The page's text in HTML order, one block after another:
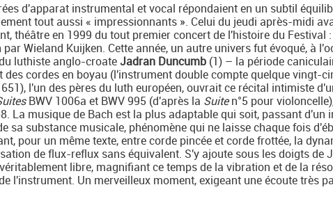
d'apparat instrumental et vocal répondaient en un subtil
tout aussi « impressionnants ». Celui du jeudi après-midi
théâtre en 1999 du tout premier concert de l'histoire du Festival
par Wieland Kuijken. Cette année, un autre univers fut évoqué, à
luthiste anglo-croate Jadran Duncumb (1) – la période
des cordes en boyau (l'instrument double compte quelque vingt-
l'un des pères du luth européen, ouvrait ce récital intimiste
BWV 1006a et BWV 995 (d'après la Suiten°5 pour
La musique de Bach est la plus adaptable qui soit, passant d'un
sa substance musicale, phénomène qui ne laisse chaque fois
pour un même texte, entre corde pincée et corde frottée, la
de flux-reflux sans équivalent. S'y ajoute sous les doigts de
libre, magnifiant ce temps de la vibration et de la
l'instrument. Un merveilleux moment, exigeant une écoute très